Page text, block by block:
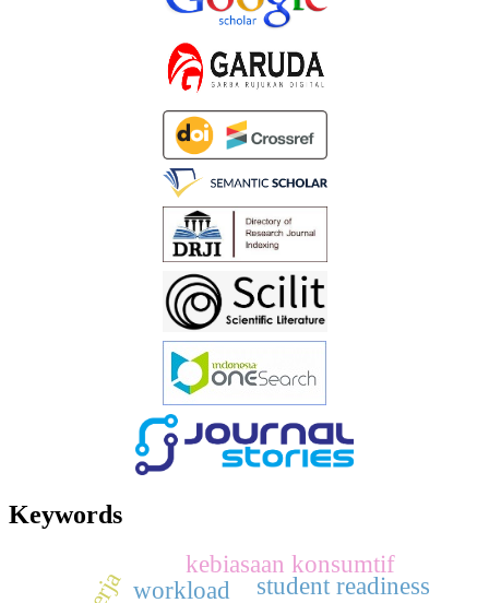
Keywords
student readiness
kebiasaan konsumtif
workload